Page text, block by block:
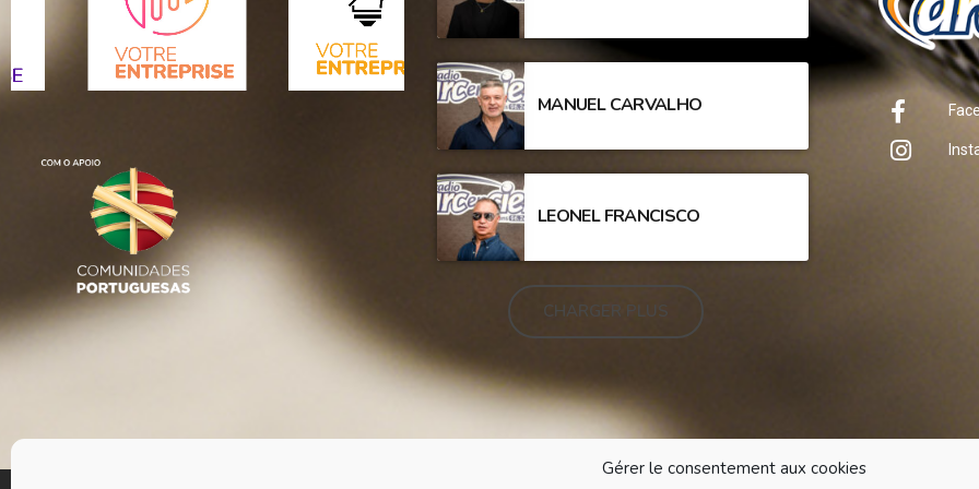
Gérer le consentement aux cookies
MANUEL CARVALHO
LEONEL FRANCISCO
CHARGER PLUS